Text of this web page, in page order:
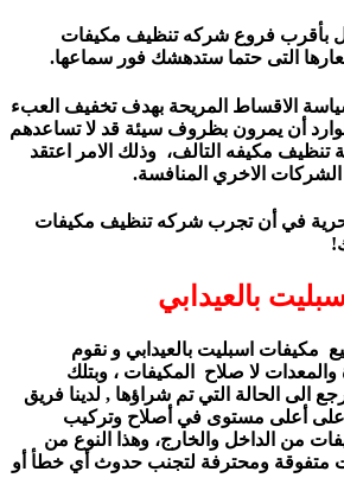
بأقرب فروع شركه تنظيف مكيفات
التى حتما ستدهشك فور سماعها.
الاقساط المريحة بهدف تخفيف العبء
أن يمرون بظروف سيئة قد لا تساعدهم
تنظيف مكيفه التالف، وذلك الامر اعتقد
الاخري المنافسة.
في أن تجرب شركه تنظيف مكيفات
بالعيدابي
مكيفات اسبليت بالعيدابي و نقوم
لا صلاح المكيفات ، وبتلك
الى الحالة التي تم شراؤها , لدينا فريق
أعلى مستوى في أصلاح وتركيب
من الداخل والخارج، وهذا النوع من
متفوقة ومحترفة لتجنب حدوث أي خطأ أو